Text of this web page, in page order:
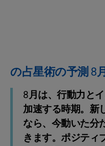
の占星術の予測 8
8月は、行動力と
加速する時期。新
なら、今動いた分
きます。ポジティ